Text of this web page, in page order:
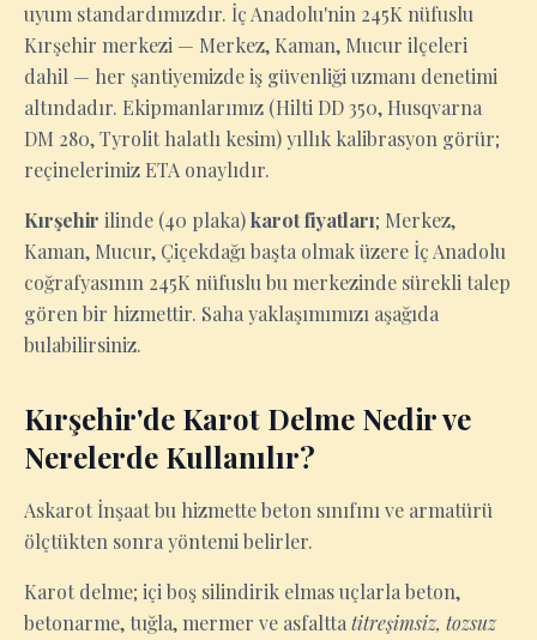
uyum standardımızdır. İç Anadolu'nin 245K nüfuslu
Kırşehir merkezi — Merkez, Kaman, Mucur ilçeleri
dahil — her şantiyemizde iş güvenliği uzmanı denetimi
altındadır. Ekipmanlarımız (Hilti DD 350, Husqvarna
DM 280, Tyrolit halatlı kesim) yıllık kalibrasyon görür;
reçinelerimiz ETA onaylıdır.
Kırşehir ilinde (40 plaka)karot fiyatları; Merkez,
Kaman, Mucur, Çiçekdağı başta olmak üzere İç Anadolu
coğrafyasının 245K nüfuslu bu merkezinde sürekli talep
gören bir hizmettir. Saha yaklaşımımızı aşağıda
bulabilirsiniz.
Kırşehir'de Karot Delme Nedir ve
Nerelerde Kullanılır?
Askarot İnşaat bu hizmette beton sınıfını ve armatürü
ölçtükten sonra yöntemi belirler.
Karot delme; içi boş silindirik elmas uçlarla beton,
betonarme, tuğla, mermer ve asfaltta titreşimsiz, tozsuz